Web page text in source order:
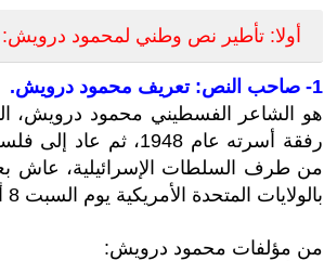
أولا: تأطير نص وطني لمحمود درويش:
1- صاحب النص: تعريف محمود درويش.
هو الشاعر الفسطيني محمود درويش،
من طرف السلطات الإسرائيلية، عاش
بالولايات المتحدة الأمريكية يوم السبت 8 أغسطس 2008
من مؤلفات محمود درويش: